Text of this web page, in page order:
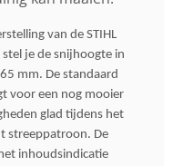
van de STIHL
stel je de snijhoogte in
mm. De standaard
voor een nog mooier
glad tijdens het
streeppatroon. De
inhoudsindicatie